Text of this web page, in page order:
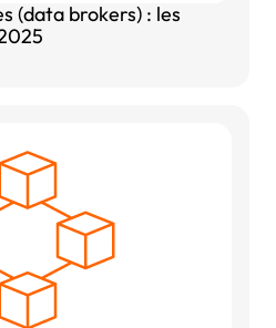
(data brokers) : les